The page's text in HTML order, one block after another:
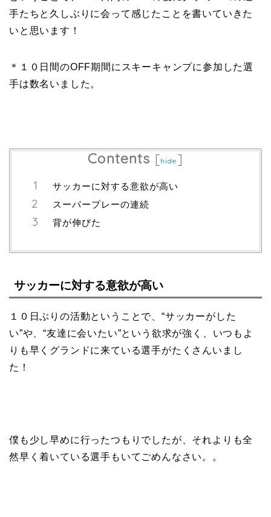
手たちと久しぶりに会って感じたことを書いていきた
いと思います！
＊１０日間のOFF期間にスキーキャンプに参加した選
手は数名いました。
Contents [hide ]
サッカーに対する意欲が高い
スーパープレーの連続
背が伸びた
サッカーに対する意欲が高い
１０日ぶりの活動ということで、“サッカーがした
い”や、“友達に会いたい”という欲求が強く、いつもよ
りも早くグランドに来ている選手がたくさんいまし
た！
僕も少し早めに行ったつもりでしたが、それよりも全
然早く着いている選手もいてごめんなさい。。